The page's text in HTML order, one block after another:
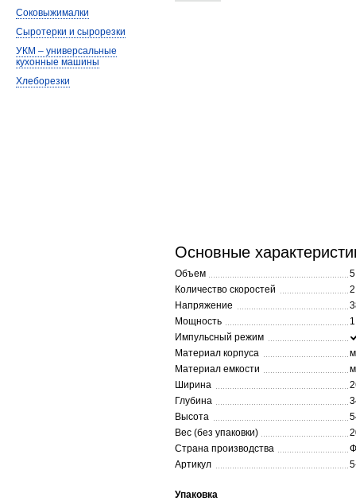
Основные
Объем
Количество скоростей
2
Напряжение
Мощность
Импульсный режим
Материал корпуса
Материал емкости
Ширина
Глубина
Высота
Вес (без упаковки)
Страна производства
Артикул
Упаковка
Соковыжималки
Сыротерки и сырорезки
УКМ – универсальные
кухонные машины
Хлеборезки